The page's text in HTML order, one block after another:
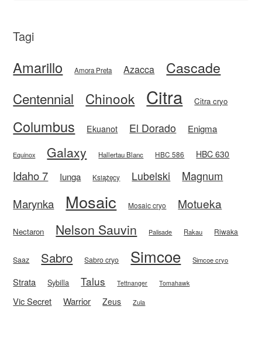
Tagi
Amarillo Amora Preta Azacca Cascade
Centennial Chinook Citra Citra cryo
Columbus Ekuanot El Dorado Enigma
Equinox Galaxy Hallertau Blanc HBC 586 HBC 630
Idaho 7 Iunga Książęcy Lubelski
Magnum
Marynka
Mosaic Mosaic cryo Motueka
Nectaron Nelson Sauvin Palisade Rakau Riwaka
Saaz Sabro Sabro cryo Simcoe Simcoe cryo
Strata Sybilla Talus Tettnanger Tomahawk
Vic Secret Warrior Zeus Zula